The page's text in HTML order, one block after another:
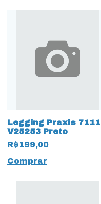
Legging Praxis 7111
V25253 Preto
R$199,00
Comprar